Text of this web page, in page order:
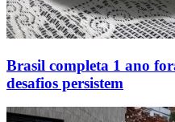
Brasil completa 1 ano
desafios persistem